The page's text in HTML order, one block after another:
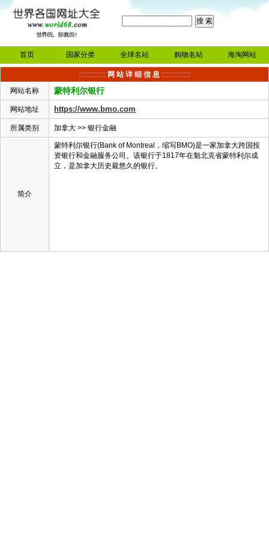
首页 国家分类 全球名站 购物名站 海淘网站
::::::::::::::: 网 站 详 细 信 息 ::::::::::::::::
网站名称
蒙特利尔银行
网站地址 https://www.bmo.com
所属类别 加拿大 >>银行金融
简介
蒙特利尔银行(Bank of Montreal，缩写BMO)是一家加拿大跨国投
资银行和金融服务公司。该银行于1817年在魁北克省蒙特利尔成
立，是加拿大历史最悠久的银行。